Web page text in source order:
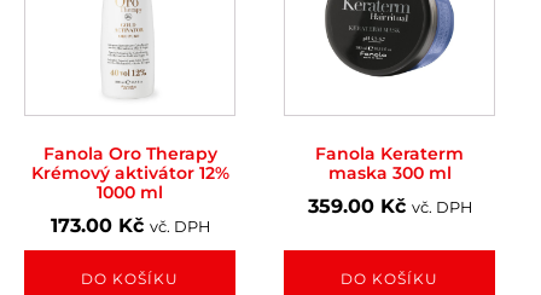
Fanola Oro Therapy
Krémový aktivátor 12%
1000 ml
173.00 Kč vč. DPH
DO KOŠÍKU
Fanola Keraterm
maska 300 ml
359.00 Kč vč. DPH
DO KOŠÍKU